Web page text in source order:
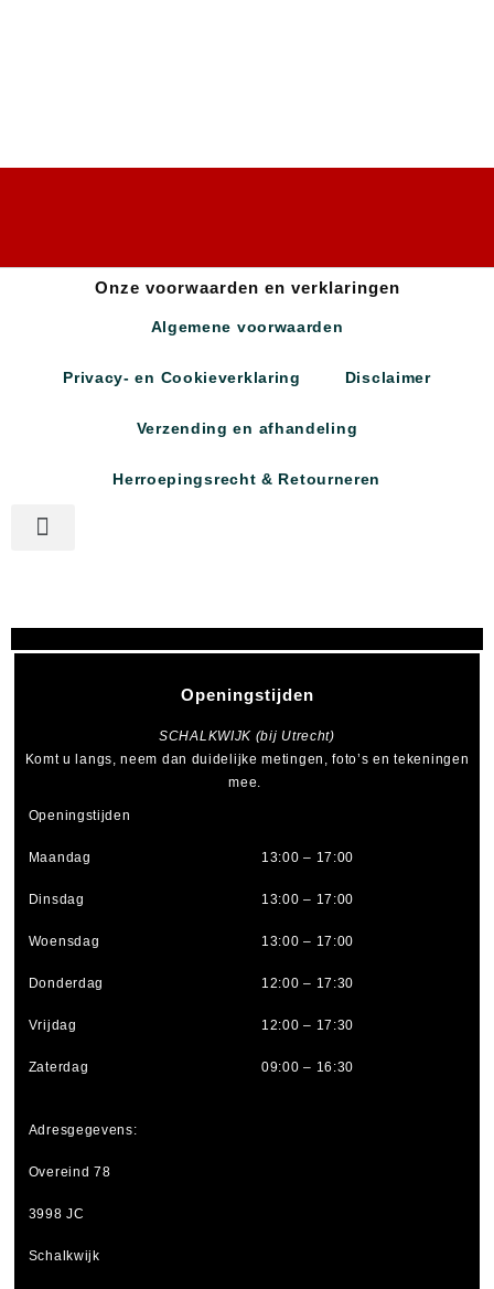
Onze voorwaarden en verklaringen
Algemene voorwaarden
Privacy- en Cookieverklaring Disclaimer
Verzending en afhandeling
Herroepingsrecht & Retourneren
Openingstijden
SCHALKWIJK (bij Utrecht)
Komt u langs, neem dan duidelijke metingen, foto’s en tekeningen
mee.
Openingstijden
Maandag 13:00 – 17:00
Dinsdag 13:00 – 17:00
Woensdag 13:00 – 17:00
Donderdag 12:00 – 17:30
Vrijdag 12:00 – 17:30
Zaterdag 09:00 – 16:30
Adresgegevens:
Overeind 78
3998 JC
Schalkwijk